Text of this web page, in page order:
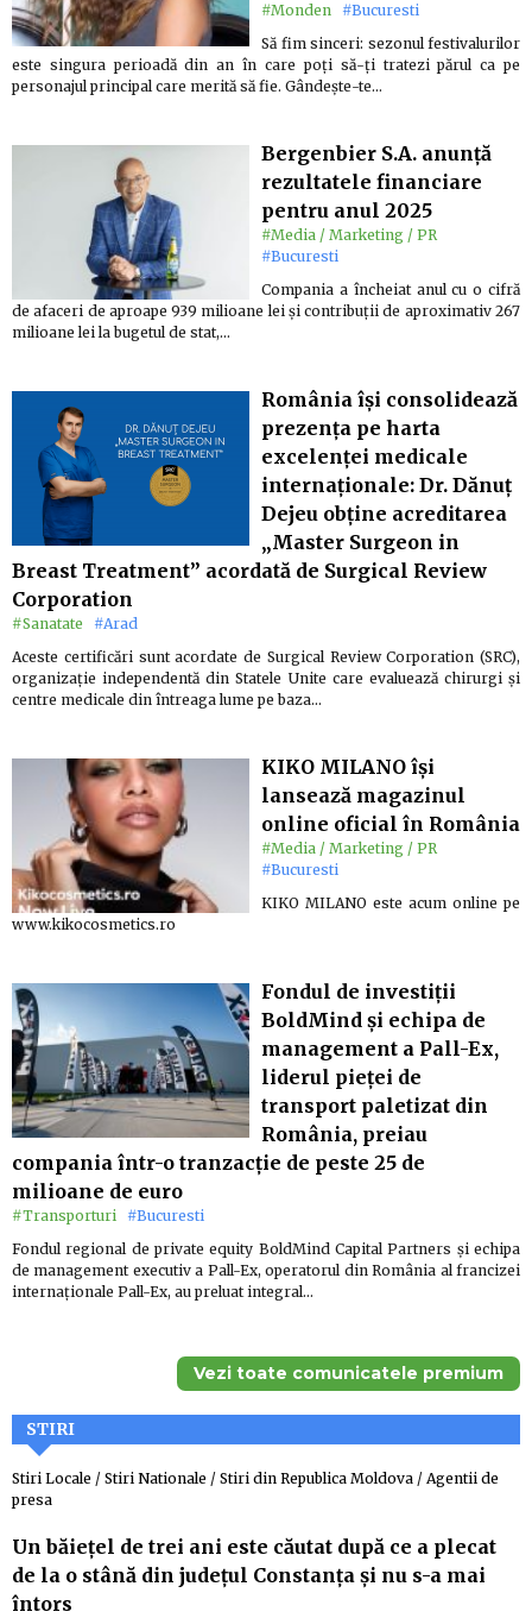
#Monden #Bucuresti
Să fim sinceri: sezonul festivalurilor
este singura perioadă din an în care poți să-ți tratezi părul ca pe
personajul principal care merită să fie. Gândește-te…
Bergenbier S.A. anunță
rezultatele financiare
pentru anul 2025
#Media / Marketing / PR
#Bucuresti
Compania a încheiat anul cu o cifră
de afaceri de aproape 939 milioane lei și contribuții de aproximativ 267
milioane lei la bugetul de stat,…
România își consolidează
prezența pe harta
excelenței medicale
internaționale: Dr. Dănuț
Dejeu obține acreditarea
„Master Surgeon in
Breast Treatment” acordată de Surgical Review
Corporation
#Sanatate
#Arad
Aceste certificări sunt acordate de Surgical Review Corporation (SRC),
organizație independentă din Statele Unite care evaluează chirurgi și
centre medicale din întreaga lume pe baza…
KIKO MILANO își
lansează magazinul
online oficial în România
#Media / Marketing / PR
#Bucuresti
KIKO MILANO este acum online pe
www.kikocosmetics.ro
Fondul de investiții
BoldMind și echipa de
management a Pall-Ex,
liderul pieței de
transport paletizat din
România, preiau
compania într-o tranzacție de peste 25 de
milioane de euro
#Transporturi #Bucuresti
Fondul regional de private equity BoldMind Capital Partners și echipa
de management executiv a Pall-Ex, operatorul din România al francizei
internaționale Pall-Ex, au preluat integral…
Vezi toate comunicatele premium
STIRI
Stiri Locale / Stiri Nationale / Stiri din Republica Moldova / Agentii de
presa
Un băieţel de trei ani este căutat după ce a plecat
de la o stână din judeţul Constanţa şi nu s-a mai
întors